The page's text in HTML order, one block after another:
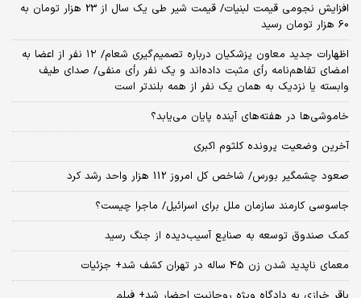
افزایش نجومی قیمت لبنیات/ قیمت شیر طی یک سال از 23 هزار تومان به
60 هزار تومان رسید
اظهارات جدید معاون پزشکیان درباره تصمیم‌گیری شعام/ ۱۲ نفر از اعضا به
امضای تفاهم‌نامه رأی مثبت داده‌اند و یک نفر رأی منفی/ صدای طیف
وابسته یا نزدیک به همان یک نفر از همه بلندتر است
خاموشی‌ها در هفته‌های آینده پایان می‌یابد؟
آخرین وضعیت پرونده کلثوم اکبری
صعود چشمگیر بورس/ شاخص کل امروز 112 هزار واحد رشد کرد
جاسوسی کارمند سازمان ملل برای اسرائیل/ ماجرا چیست؟
کمک صندوق توسعه به صنایع آسیب‌دیده از جنگ رسید
معمای ناپدید شدن زن 45 ساله در تهران کشف شد+ جزئیات